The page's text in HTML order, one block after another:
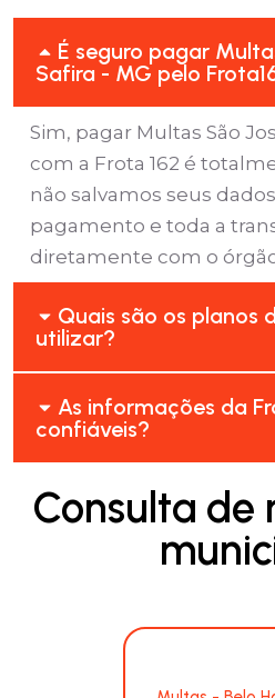
É seguro pagar
Safira - MG pelo
Sim, pagar Multas São
com a Frota 162 é
não salvamos seus
pagamento e toda a
diretamente com o
Quais são os planos
utilizar?
As informações da
confiáveis?
Consulta de